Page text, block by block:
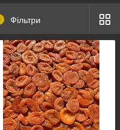
Фільтри